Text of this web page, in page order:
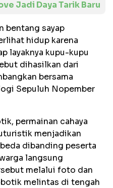
Jadi Daya Tarik Baru
bentang sayap
hidup karena
layaknya kupu-kupu
dihasilkan dari
bersama
Sepuluh Nopember
permainan cahaya
menjadikan
dibanding peserta
langsung
melalui foto dan
melintas di tengah